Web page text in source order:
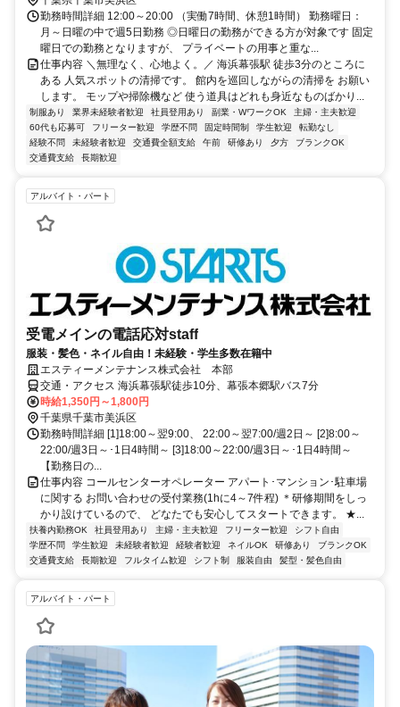
勤務時間詳細 12:00～20:00 （実働7時間、休憩1時間） 勤務曜日：
月～日曜の中で週5日勤務 ◎日曜日の勤務ができる方が対象です 固定
曜日での勤務となりますが、 プライベートの用事と重な...
仕事内容 ＼無理なく、心地よく。／ 海浜幕張駅 徒歩3分のところに
ある 人気スポットの清掃です。 館内を巡回しながらの清掃を お願い
します。 モップや掃除機など 使う道具はどれも身近なものばかり...
制服あり 業界未経験者歓迎 社員登用あり 副業・WワークOK
主婦・主夫歓迎
60代も応募可
フリーター歓迎 学歴不問 固定時間制 学生歓迎
転勤なし
経験不問
未経験者歓迎 交通費全額支給 午前 研修あり 夕方
ブランクOK
交通費支給
長期歓迎
アルバイト・パート
受電メインの電話応対staff
服装・髪色・ネイル自由！未経験・学生多数在籍中
エスティーメンテナンス株式会社 本部
交通・アクセス 海浜幕張駅徒歩10分、幕張本郷駅バス7分
時給1,350円～1,800円
千葉県千葉市美浜区
勤務時間詳細 [1]18:00～翌9:00、 22:00～翌7:00/週2日～ [2]8:00～
22:00/週3日～･1日4時間～ [3]18:00～22:00/週3日～･1日4時間～
【勤務日の...
仕事内容 コールセンターオペレーター アパート･マンション･駐車場
に関する お問い合わせの受付業務(1hに4～7件程) ＊研修期間をしっ
かり設けているので、 どなたでも安心してスタートできます。 ★...
扶養内勤務OK 社員登用あり 主婦・主夫歓迎 フリーター歓迎
シフト自由
学歴不問
学生歓迎 未経験者歓迎 経験者歓迎 ネイルOK 研修あり
ブランクOK
交通費支給
長期歓迎 フルタイム歓迎 シフト制 服装自由 髪型・髪色自由
アルバイト・パート